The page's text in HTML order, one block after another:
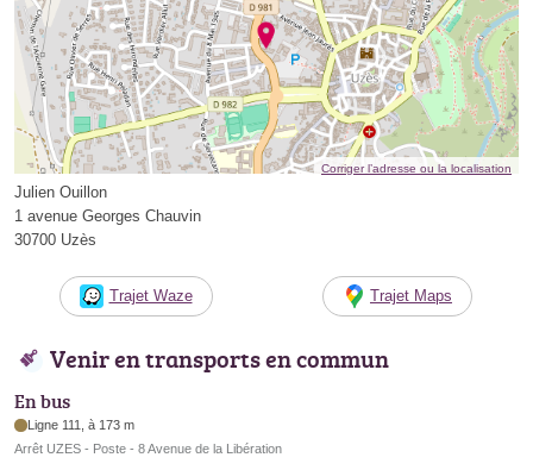
Corriger l’adresse ou la localisation
Julien Ouillon
1 avenue Georges Chauvin
30700 Uzès
Trajet Waze Trajet Maps
Venir en transports en commun
En bus
Ligne 111, à 173 m
Arrêt UZES - Poste - 8 Avenue de la Libération